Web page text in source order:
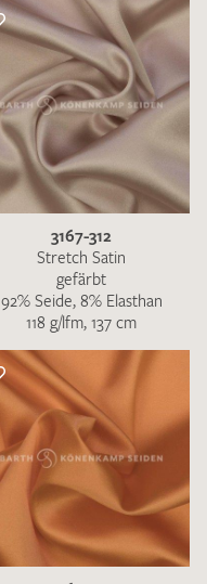
3167-312
Stretch Satin
gefärbt
92% Seide, 8% Elasthan
118 g/lfm, 137 cm